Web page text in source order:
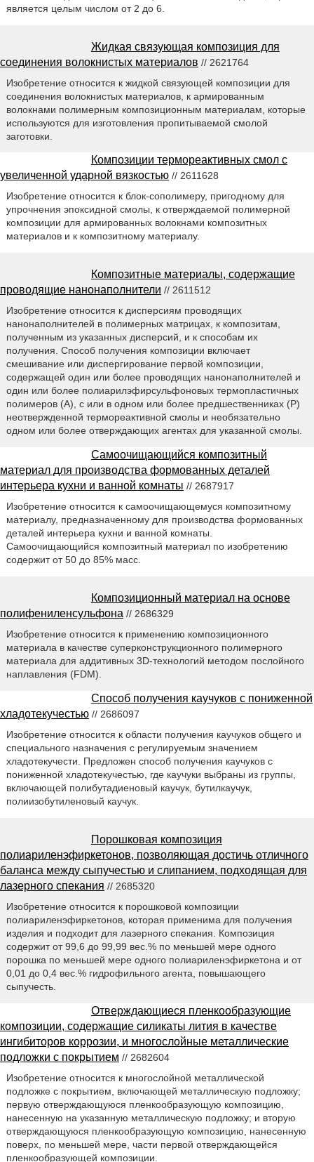
является целым числом от 2 до 6.
Жидкая связующая композиция для
соединения волокнистых материалов // 2621764
Изобретение относится к жидкой связующей композиции для
соединения волокнистых материалов, к армированным
волокнами полимерным композиционным материалам, которые
используются для изготовления пропитываемой смолой
заготовки.
Композиции термореактивных смол с
увеличенной ударной вязкостью // 2611628
Изобретение относится к блок-сополимеру, пригодному для
упрочнения эпоксидной смолы, к отверждаемой полимерной
композиции для армированных волокнами композитных
материалов и к композитному материалу.
Композитные материалы, содержащие
проводящие нанонаполнители // 2611512
Изобретение относится к дисперсиям проводящих
нанонаполнителей в полимерных матрицах, к композитам,
полученным из указанных дисперсий, и к способам их
получения. Способ получения композиции включает
смешивание или диспергирование первой композиции,
содержащей один или более проводящих нанонаполнителей и
один или более полиарилэфирсульфоновых термопластичных
полимеров (A), с или в одном или более предшественниках (P)
неотвержденной термореактивной смолы и необязательно
одном или более отверждающих агентах для указанной смолы.
Самоочищающийся композитный
материал для производства формованных деталей
интерьера кухни и ванной комнаты // 2687917
Изобретение относится к самоочищающемуся композитному
материалу, предназначенному для производства формованных
деталей интерьера кухни и ванной комнаты.
Самоочищающийся композитный материал по изобретению
содержит от 50 до 85% масс.
Композиционный материал на основе
полифениленсульфона // 2686329
Изобретение относится к применению композиционного
материала в качестве суперконструкционного полимерного
материала для аддитивных 3D-технологий методом послойного
наплавления (FDM).
Способ получения каучуков с пониженной
хладотекучестью // 2686097
Изобретение относится к области получения каучуков общего и
специального назначения с регулируемым значением
хладотекучести. Предложен способ получения каучуков с
пониженной хладотекучестью, где каучуки выбраны из группы,
включающей полибутадиеновый каучук, бутилкаучук,
полиизобутиленовый каучук.
Порошковая композиция
полиариленэфиркетонов, позволяющая достичь отличного
баланса между сыпучестью и слипанием, подходящая для
лазерного спекания // 2685320
Изобретение относится к порошковой композиции
полиариленэфиркетонов, которая применима для получения
изделия и подходит для лазерного спекания. Композиция
содержит от 99,6 до 99,99 вес.% по меньшей мере одного
порошка по меньшей мере одного полиариленэфиркетона и от
0,01 до 0,4 вес.% гидрофильного агента, повышающего
сыпучесть.
Отверждающиеся пленкообразующие
композиции, содержащие силикаты лития в качестве
ингибиторов коррозии, и многослойные металлические
подложки с покрытием // 2682604
Изобретение относится к многослойной металлической
подложке с покрытием, включающей металлическую подложку;
первую отверждающуюся пленкообразующую композицию,
нанесенную на указанную металлическую подложку; и вторую
отверждающуюся пленкообразующую композицию, нанесенную
поверх, по меньшей мере, части первой отверждающейся
пленкообразующей композиции.